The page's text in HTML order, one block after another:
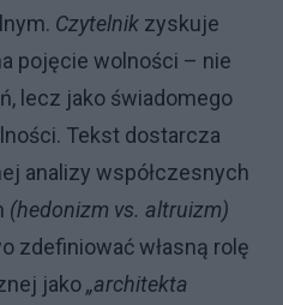
Czytelnik zyskuje
pojęcie wolności – nie
lecz jako świadomego
Tekst dostarcza
analizy współczesnych
(hedonizm vs. altruizm)
zdefiniować własną rolę
jako„architekta